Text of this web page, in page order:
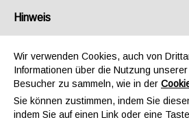
Hinweis
Wir verwenden Cookies, auch von
Informationen über die Nutzung
Besucher zu sammeln, wie in der
Sie können zustimmen, indem Sie
indem Sie auf einen Link oder eine